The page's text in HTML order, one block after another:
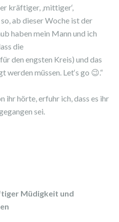
kräftiger, ‚mittiger‘,
ab dieser Woche ist der
haben mein Mann und ich
die
den engsten Kreis) und das
müssen. Let‘s go 😉.“
hörte, erfuhr ich, dass es ihr
sei.
Müdigkeit und